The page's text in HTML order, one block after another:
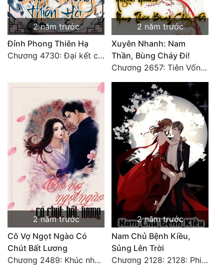
2 năm trước
Đỉnh Phong Thiên Hạ
Chương 4730: Đại kết cục
2 năm trước
Xuyên Nhanh: Nam
Thần, Bùng Cháy Đi!
Chương 2657: Tiên Vốn Vô Lương (15). HẾT.
2 năm trước
Cô Vợ Ngọt Ngào Có
Chút Bất Lương
Chương 2489: Khúc nhạc dạo: Cuộc so đấu vô sỉ (Hoàn)
2 năm trước
Nam Chủ Bệnh Kiều,
Sủng Lên Trời
Chương 2128: 2128: Phiên Ngoại 10 Tô Cổ - Tiểu Hồng - Kết Thúc